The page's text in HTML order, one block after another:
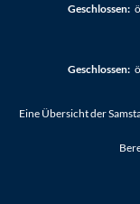
Klicken, um
Geschlossen:
Klicken, um
Geschlossen:
Eine Übersicht der